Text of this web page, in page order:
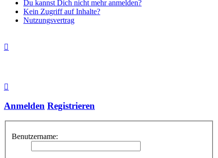
Du kannst Dich nicht mehr anmelden?
Kein Zugriff auf Inhalte?
Nutzungsvertrag
Anmelden Registrieren
Benutzername: